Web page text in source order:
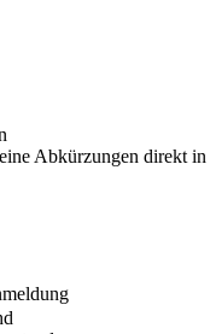
Abkürzungen direkt in